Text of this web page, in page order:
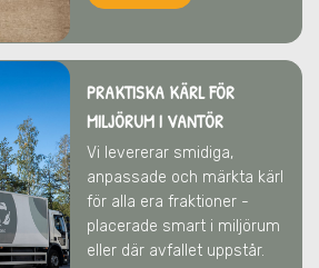
PRAKTISKA KÄRL FÖR
MILJÖRUMI VANTÖR
Vi levererar smidiga,
anpassade och märkta kärl
för alla era fraktioner -
placerade smart i miljörum
eller där avfallet uppstår.